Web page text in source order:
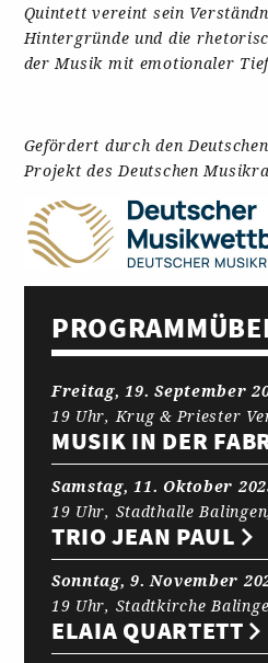
Quintett vereint sein
Hintergründe und die
der Musik mit emotionaler
Gefördert durch den
Projekt des Deutschen
Freitag, 19. September
19 Uhr, Krug & Priester
MUSIK IN DER
Samstag, 11. Oktober
19 Uhr, Stadthalle
TRIO JEAN PAUL
Sonntag, 9. November
19 Uhr, Stadtkirche
ELAIA QUARTETT